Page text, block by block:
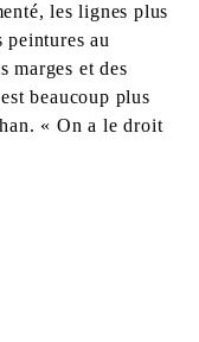
les lignes plus
peintures au
marges et des
beaucoup plus
« On a le droit